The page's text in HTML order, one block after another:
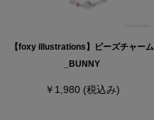
【foxy illustrations】ビーズチャーム
_BUNNY
￥1,980 (税込み)